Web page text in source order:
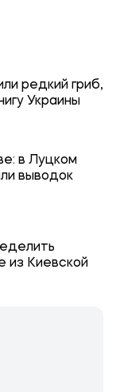
редкий гриб,
Украины
в Луцком
выводок
из Киевской